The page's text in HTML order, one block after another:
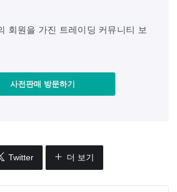
회원을 가진 트레이딩 커뮤니티 보
사전판매 방문하기
Twitter 더 보기